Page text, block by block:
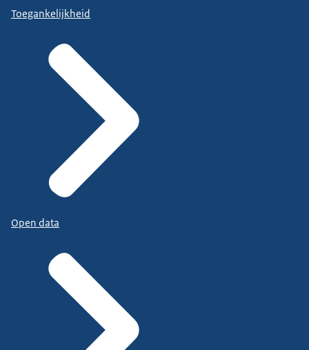
Toegankelijkheid
Open data